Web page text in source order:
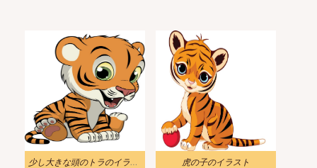
少し大きな頭のトラのイラスト 虎の子のイラスト